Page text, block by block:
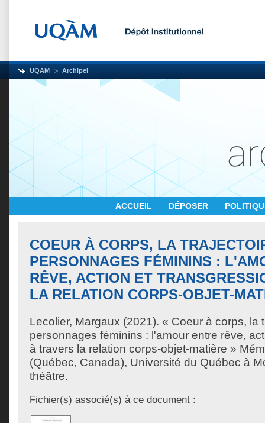
UQAM Archipel
ACCUEIL DÉPOSER
COEUR À CORPS, LA
PERSONNAGES FÉMININS :
RÊVE, ACTION ET
LA RELATION CORPS-OBJET-
Lecolier, Margaux (2021). « Coeur à corps, la
personnages féminins : l'amour entre rêve,
à travers la relation corps-objet-matière »
(Québec, Canada), Université du Québec à
théâtre.
Fichier(s) associé(s) à ce document :